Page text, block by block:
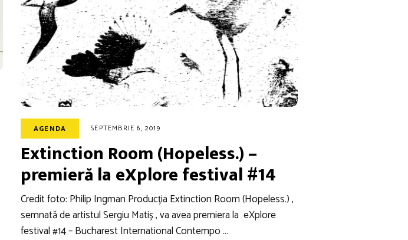
AGENDA SEPTEMBRIE 6, 2019
Extinction Room (Hopeless.) –
premieră la eXplore festival #14
Credit foto: Philip Ingman Producția Extinction Room (Hopeless.) ,
semnată de artistul Sergiu Matiș , va avea premiera la eXplore
festival #14 – Bucharest International Contempo …